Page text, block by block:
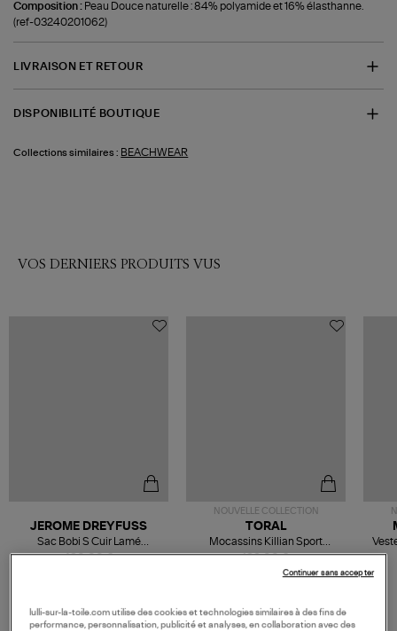
Composition : Peau Douce naturelle : 84% polyamide et 16% élasthanne.
(ref-03240201062)
LIVRAISON ET RETOUR
DISPONIBILITÉ BOUTIQUE
Collections similaires : BEACHWEAR
VOS DERNIERS PRODUITS VUS
480,00 €
JEROME DREYFUSS
Sac Bobi S Cuir Lamé
Champagne
NOUVELLE COLLECTION
189,00 €
TORAL
Mocassins Killian Sport
Mousse
lulli-sur-la-toile.com utilise des cookies et technologies similaires à des fins de
performance, personnalisation, publicité et analyses, en collaboration avec des
Continuer sans accepter